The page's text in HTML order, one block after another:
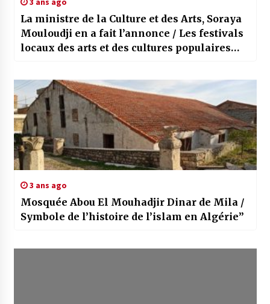
La ministre de la Culture et des Arts, Soraya
Mouloudji en a fait l’annonce / Les festivals
locaux des arts et des cultures populaires
3 ans ago
Mosquée Abou El Mouhadjir Dinar de Mila /
Symbole de l’histoire de l’islam en Algérie”